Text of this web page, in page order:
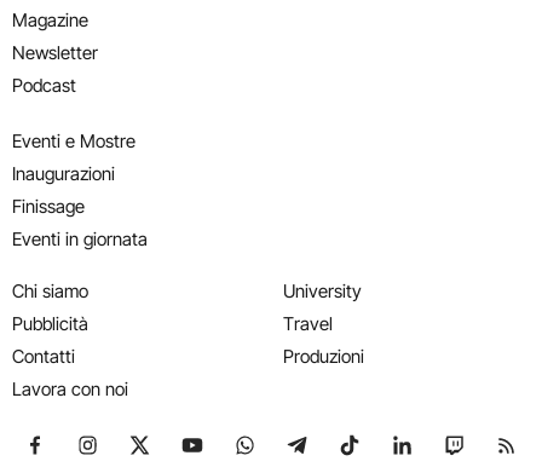
Magazine
Newsletter
Podcast
Eventi e Mostre
Inaugurazioni
Finissage
Eventi in giornata
Chi siamo
Pubblicità
Contatti
Lavora con noi
University
Travel
Produzioni
Seguici su Facebook
Seguici su Instagram
Seguici su X
Seguici su YouTube
Seguici su WhatsApp
Seguici su Telegram
Seguici su TikTok
Seguici su
Seguici